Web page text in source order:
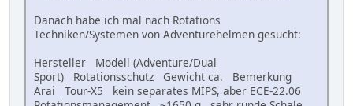
Danach habe ich mal nach Rotations
Techniken/Systemen von Adventurehelmen gesucht:
Hersteller Modell (Adventure/Dual
Sport) Rotationsschutz Gewicht ca. Bemerkung
Arai Tour-X5 kein separates MIPS, aber ECE-22.06